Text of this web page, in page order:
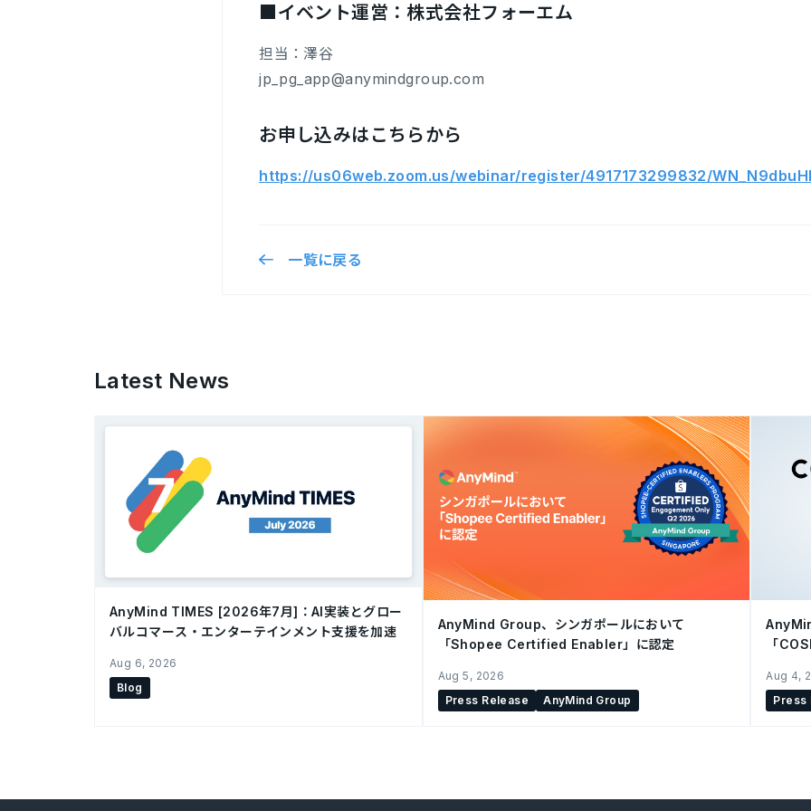
■イベント運営：株式会社フォーエム
担当：澤谷
jp_pg_app@anymindgroup.com
お申し込みはこちらから
https://us06web.zoom.us/webinar/register/4917173299832/
一覧に戻る
Latest News
AnyMind TIMES [2026年7月]：AI実装とグロー
バルコマース・エンターテインメント支援を加速
Aug 6, 2026
Blog
AnyMind Group、シンガポールにおいて
「Shopee Certified Enabler」に認定
Aug 5, 2026
Press Release
AnyMind Group
「
Aug 4,
Press